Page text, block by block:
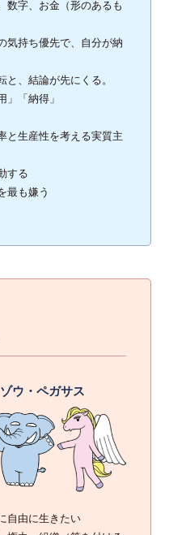
数字、お金（形のあるも
気持ち優先で、自分が納
、結論が先にくる。
」「納得」
と生産性を考える実質主
する
最も嫌う
ウ・ペガサス
自由に生きたい